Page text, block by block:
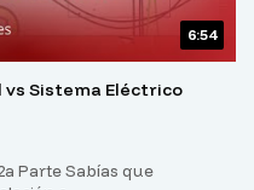
6:54
Sistema Eléctrico
Parte Sabías que